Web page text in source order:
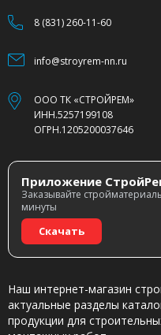
8 (831) 260-11-60
info@stroyrem-nn.ru
ООО ТК «СТРОЙРЕМ»
ИНН.5257199108
ОГРН.1205200037646
Приложение
Заказывайте
минуты
Скачать
Наш интернет-магазин
актуальные разделы
продукции для